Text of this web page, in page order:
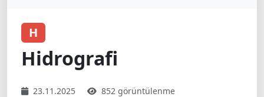
H
Hidrografi
23.11.2025 852 görüntülenme